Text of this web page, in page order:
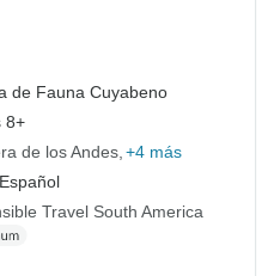
de Fauna Cuyabeno
8+
de los Andes +4 más
Travel South America